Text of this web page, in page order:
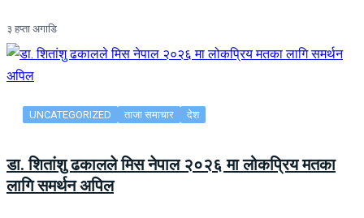
३ हप्ता अगाडि
UNCATEGORIZED ताजा समाचार देश
डा. शितांशु ढकालले मिस नेपाल २०२६ मा लोकप्रिय मतका
लागि समर्थन अपिल